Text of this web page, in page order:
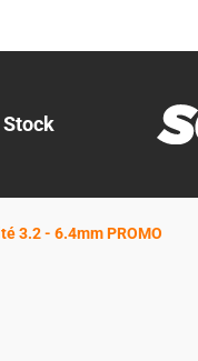
3.2 - 6.4mm PROMO